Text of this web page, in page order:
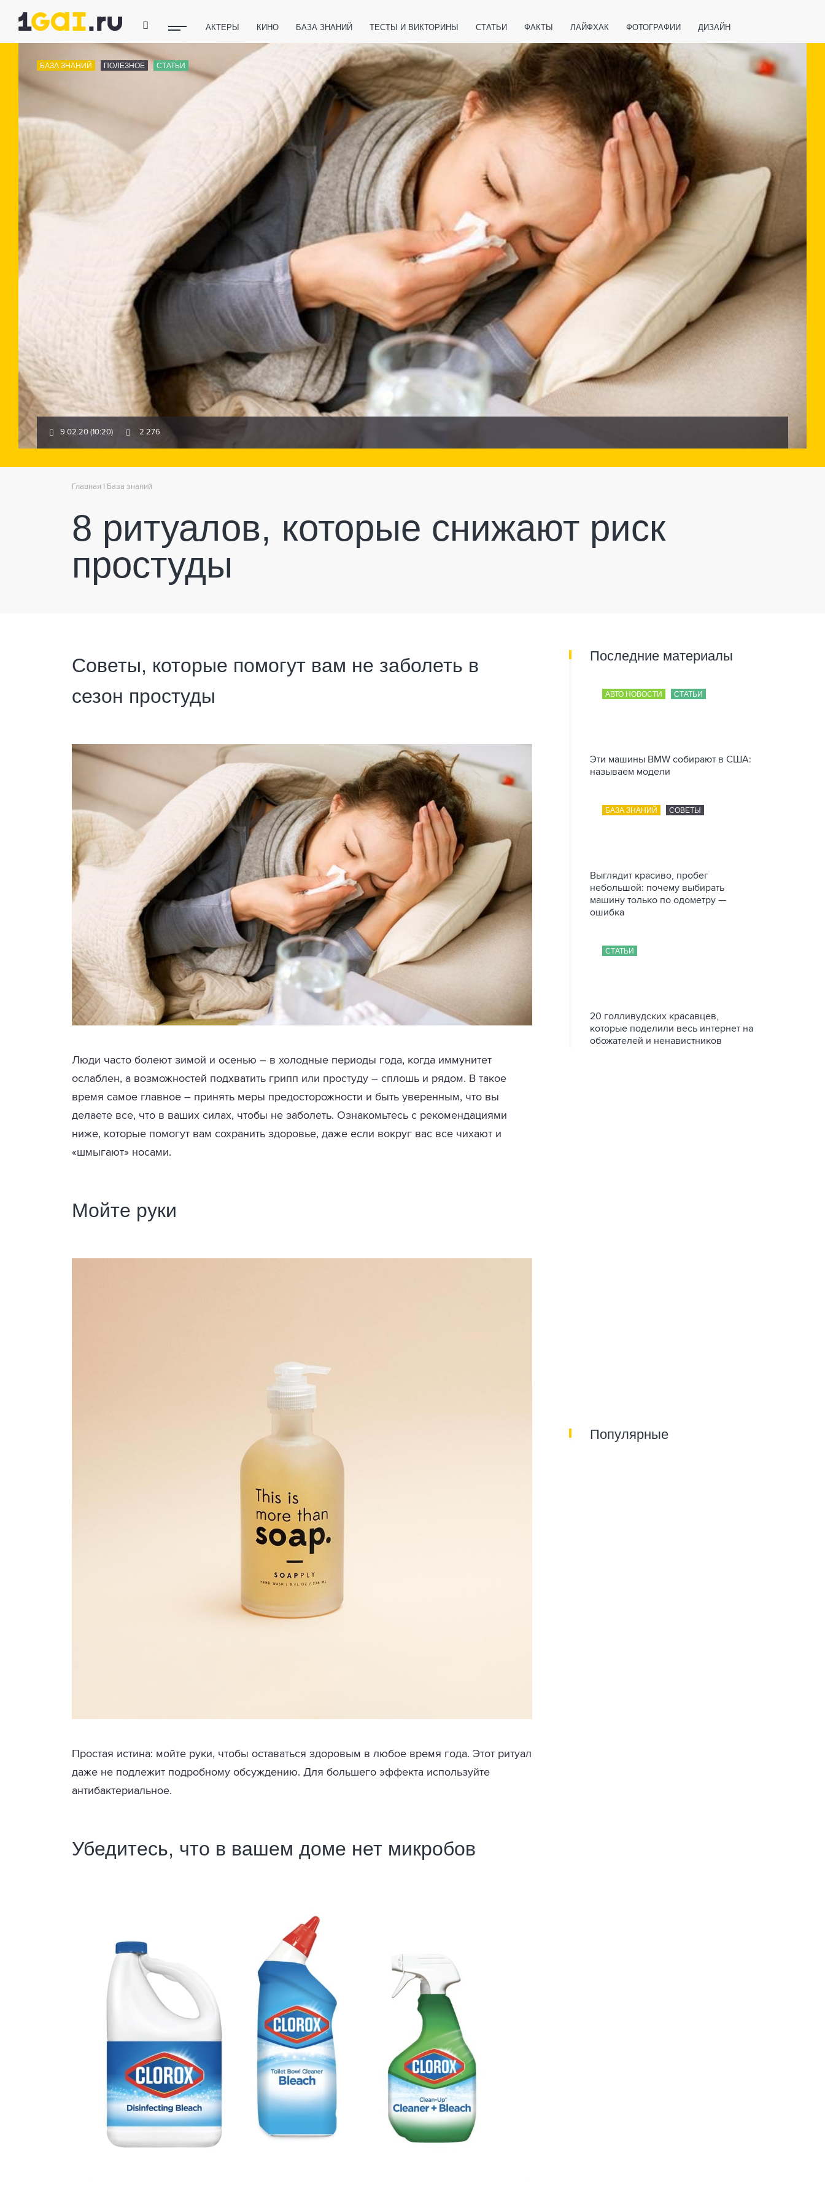
АКТЕРЫ КИНО БАЗА ЗНАНИЙ ТЕСТЫ И ВИКТОРИНЫ СТАТЬИ ФАКТЫ ЛАЙФХАК ФОТОГРАФИИ ДИЗАЙН
ПОЛЕЗНЫЕ СОВЕТЫ ЖИВОТНЫЕ ПОЛЕЗНО ЗНАТЬ ЗАКОНОДАТЕЛЬСТВО ВАЖНО ЗНАТЬ СПОРТ СМАРТФОНЫ ПОЛЕЗНОЕ
ФИТНЕС ТЕХНОЛОГИИ
БАЗА ЗНАНИЙ ПОЛЕЗНОЕ СТАТЬИ
9.02.20 (10:20) 2 276
Главная База знаний
8 ритуалов, которые снижают риск
простуды
Советы, которые помогут вам не заболеть в
сезон простуды
Люди часто болеют зимой и осенью – в холодные периоды года, когда иммунитет
ослаблен, а возможностей подхватить грипп или простуду – сплошь и рядом. В такое
время самое главное – принять меры предосторожности и быть уверенным, что вы
делаете все, что в ваших силах, чтобы не заболеть. Ознакомьтесь с рекомендациями
ниже, которые помогут вам сохранить здоровье, даже если вокруг вас все чихают и
«шмыгают» носами.
Мойте руки
Простая истина: мойте руки, чтобы оставаться здоровым в любое время года. Этот ритуал
даже не подлежит подробному обсуждению. Для большего эффекта используйте
антибактериальное.
Убедитесь, что в вашем доме нет микробов
Последние материалы
АВТО НОВОСТИ СТАТЬИ
Эти машины BMW собирают в США:
называем модели
БАЗА ЗНАНИЙ СОВЕТЫ
Выглядит красиво, пробег
небольшой: почему выбирать
машину только по одометру —
ошибка
СТАТЬИ
20 голливудских красавцев,
которые поделили весь интернет на
обожателей и ненавистников
Популярные